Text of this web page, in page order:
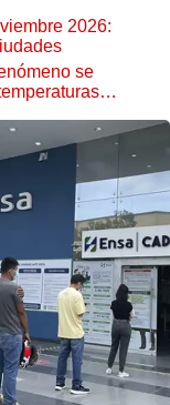
2026:
se